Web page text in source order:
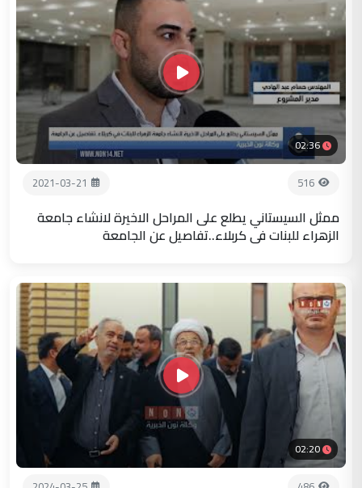
02:36
516
2021-03-21
ممثل السيستاني يطلع على المراحل الاخيرة لانشاء جامعة
الزهراء للبنات في كربلاء..تفاصيل عن الجامعة
02:20